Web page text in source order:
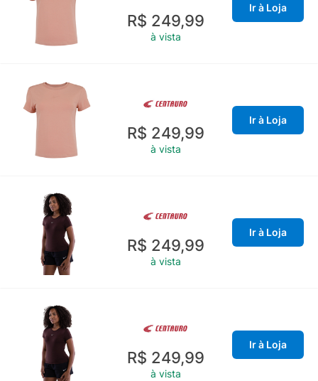
R$ 249,99
à vista
Ir à Loja
R$ 249,99
à vista
Ir à Loja
R$ 249,99
à vista
Ir à Loja
R$ 249,99
à vista
Ir à Loja